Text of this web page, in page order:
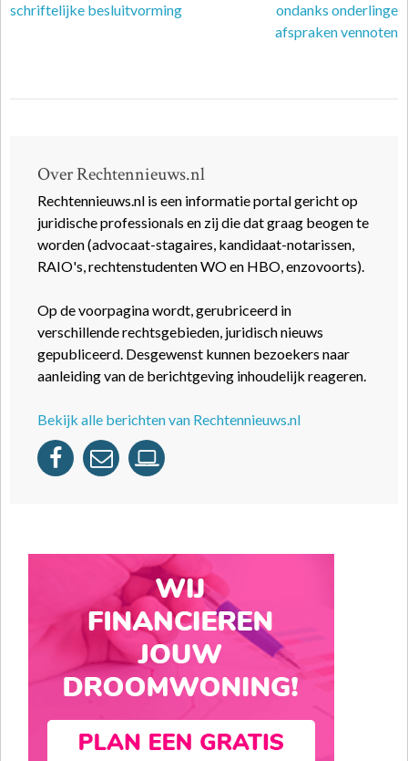
schriftelijke besluitvorming
ondanks onderlinge
afspraken vennoten
Over Rechtennieuws.nl
Rechtennieuws.nl is een informatie portal gericht op
juridische professionals en zij die dat graag beogen te
worden (advocaat-stagaires, kandidaat-notarissen,
RAIO's, rechtenstudenten WO en HBO, enzovoorts).
Op de voorpagina wordt, gerubriceerd in
verschillende rechtsgebieden, juridisch nieuws
gepubliceerd. Desgewenst kunnen bezoekers naar
aanleiding van de berichtgeving inhoudelijk reageren.
Bekijk alle berichten van Rechtennieuws.nl